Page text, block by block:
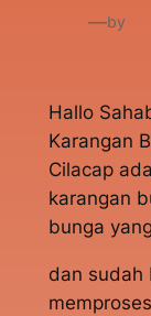
—by
Hallo
Karangan
Cilacap
karangan
bunga
dan sudah